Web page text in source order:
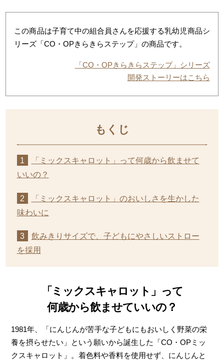
この商品は子育て中の組合員さんを応援する乳幼児商品シ
リーズ「CO・OPきらきらステップ」の商品です。
「CO・OPきらきらステップ」シリーズ
開発ストーリーはこちら
「ミックスキャロット」って何歳から飲ませて
いいの？
「ミックスキャロット」のおいしさを生かした
味わいに
飲みきりサイズで、子どもにやさしいストロー
を採用
「ミックスキャロット」って
何歳から飲ませていいの？
1981年、「にんじんが苦手な子どもにもおいしく野菜の栄
養を摂らせたい」という願いから誕生した「CO・OPミッ
クスキャロット」。着色料や香料を使用せず、にんじんと